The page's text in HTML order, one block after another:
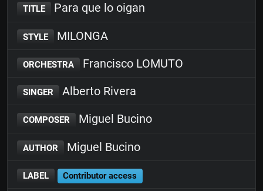
TITLE Para que lo oigan
STYLE MILONGA
ORCHESTRA Francisco LOMUTO
SINGER Alberto Rivera
COMPOSER Miguel Bucino
AUTHOR Miguel Bucino
LABEL Contributor access